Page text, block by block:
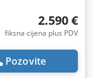
2.590 €
fiksna cijena plus PDV
Pozovite